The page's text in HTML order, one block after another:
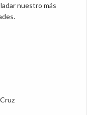
nuestro más